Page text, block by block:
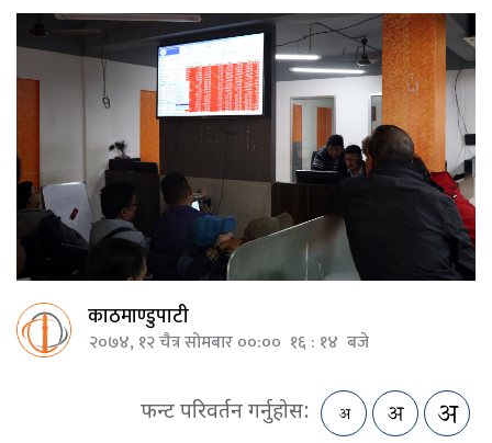
काठमाण्डुपाटी
२०७४, १२ चैत्र सोमबार ००:०० १६ : १४ बजे
फन्ट परिवर्तन गर्नुहोस: